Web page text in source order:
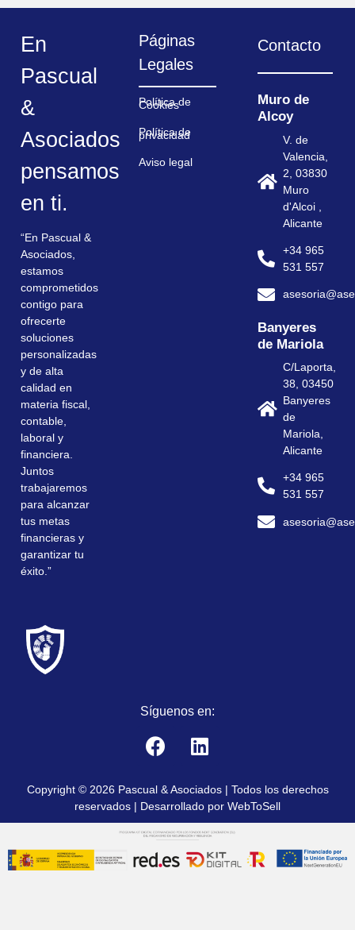
En
Pascual
&
Asociados
pensamos
en ti.
“En Pascual &
Asociados,
estamos
comprometidos
contigo para
ofrecerte
soluciones
personalizadas
y de alta
calidad en
materia fiscal,
contable,
laboral y
financiera.
Juntos
trabajaremos
para alcanzar
tus metas
financieras y
garantizar tu
éxito.”
Páginas
Legales
Política de
Cookies
Política de
privacidad
Aviso legal
Contacto
Muro de
Alcoy
V. de
Valencia,
2, 03830
Muro
d'Alcoi ,
Alicante
+34 965
531 557
Banyeres
de Mariola
C/Laporta,
38, 03450
Banyeres
de
Mariola,
Alicante
+34 965
531 557
Síguenos en:
Copyright © 2026 Pascual & Asociados | Todos los derechos
reservados | Desarrollado por WebToSell